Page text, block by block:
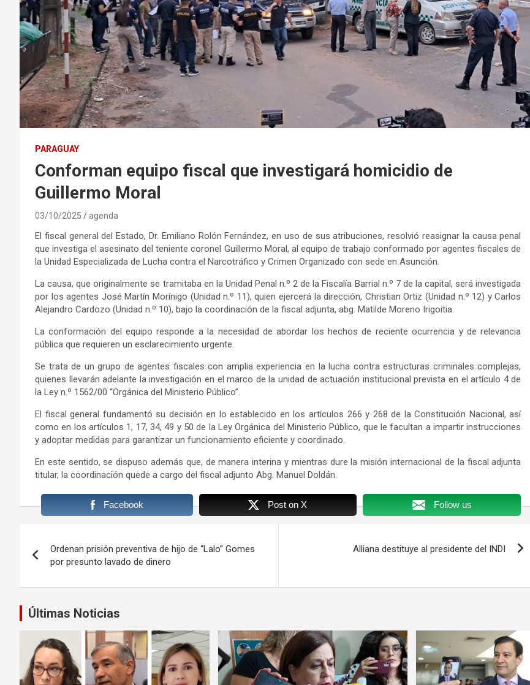
PARAGUAY
Conforman equipo fiscal que investigará homicidio de
Guillermo Moral
03/10/2025 agenda
El fiscal general del Estado, Dr. Emiliano Rolón Fernández, en uso de sus atribuciones, resolvió reasignar la causa penal
que investiga el asesinato del teniente coronel Guillermo Moral, al equipo de trabajo conformado por agentes fiscales de
la Unidad Especializada de Lucha contra el Narcotráfico y Crimen Organizado con sede en Asunción.
La causa, que originalmente se tramitaba en la Unidad Penal n.º 2 de la Fiscalía Barrial n.º 7 de la capital, será investigada
por los agentes José Martín Morínigo (Unidad n.º 11), quien ejercerá la dirección, Christian Ortiz (Unidad n.º 12) y Carlos
Alejandro Cardozo (Unidad n.º 10), bajo la coordinación de la fiscal adjunta, abg. Matilde Moreno Irigoitia.
La conformación del equipo responde a la necesidad de abordar los hechos de reciente ocurrencia y de relevancia
pública que requieren un esclarecimiento urgente.
Se trata de un grupo de agentes fiscales con amplia experiencia en la lucha contra estructuras criminales complejas,
quienes llevarán adelante la investigación en el marco de la unidad de actuación institucional prevista en el artículo 4 de
la Ley n.º 1562/00 “Orgánica del Ministerio Público”.
El fiscal general fundamentó su decisión en lo establecido en los artículos 266 y 268 de la Constitución Nacional, así
como en los artículos 1, 17, 34, 49 y 50 de la Ley Orgánica del Ministerio Público, que le facultan a impartir instrucciones
y adoptar medidas para garantizar un funcionamiento eficiente y coordinado.
En este sentido, se dispuso además que, de manera interina y mientras dure la misión internacional de la fiscal adjunta
titular, la coordinación quede a cargo del fiscal adjunto Abg. Manuel Doldán.
Facebook Post on X Follow us
de
entradas
Ordenan prisión preventiva de hijo de “Lalo” Gomes
por presunto lavado de dinero
Alliana destituye al presidente del INDI
Últimas Noticias